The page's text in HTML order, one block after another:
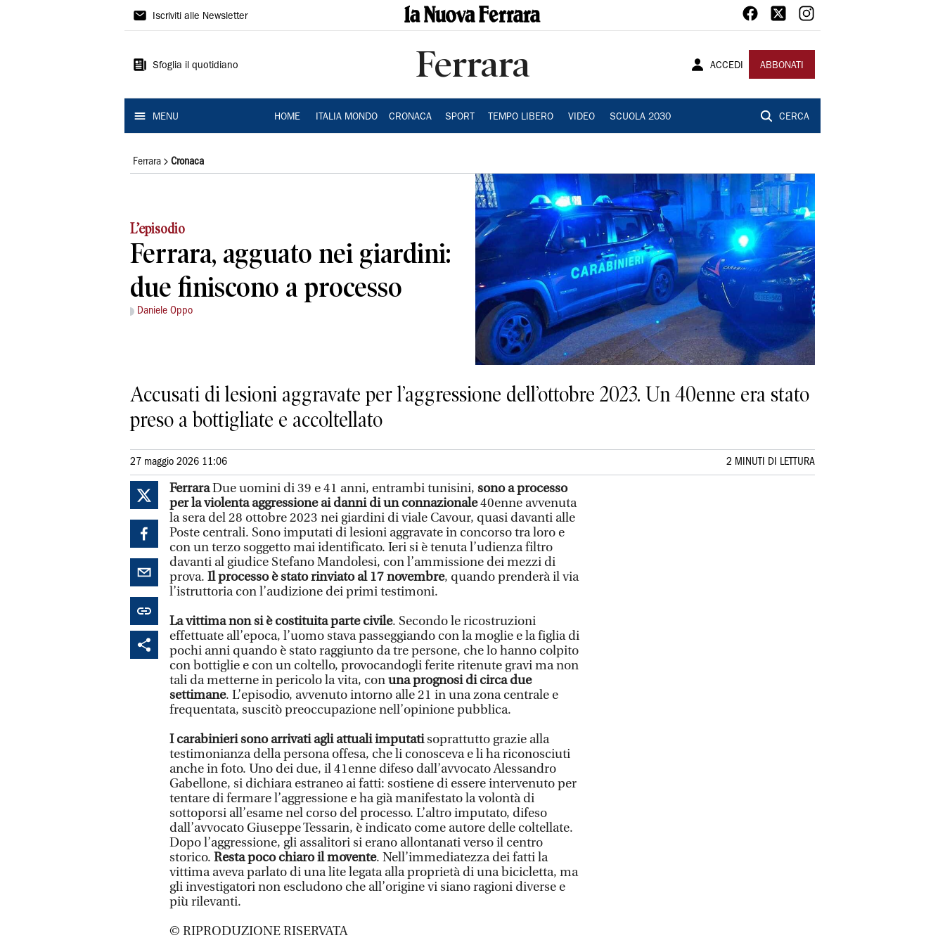
La
Ferrara
Iscriviti alle Newsletter
Sfoglia il quotidiano Ferrara ACCEDI ABBONATI
MENU HOME ITALIA MONDO CRONACA SPORT TEMPO LIBERO VIDEO SCUOLA 2030 CERCA
Ferrara Cronaca
L’episodio
Ferrara, agguato nei giardini:
due finiscono a processo
Daniele Oppo
Accusati di lesioni aggravate per l’aggressione dell’ottobre 2023. Un 40enne era stato
preso a bottigliate e accoltellato
27 maggio 2026 11:06 2 MINUTI DI LETTURA
FerraraDue uomini di 39 e 41 anni, entrambi tunisini, sono a processo
per la violenta aggressione ai danni di un connazionale40enne avvenuta
la sera del 28 ottobre 2023 nei giardini di viale Cavour, quasi davanti alle
Poste centrali. Sono imputati di lesioni aggravate in concorso tra loro e
con un terzo soggetto mai identificato. Ieri si è tenuta l’udienza filtro
davanti al giudice Stefano Mandolesi, con l’ammissione dei mezzi di
prova. Il processo è stato rinviato al 17 novembre, quando prenderà il via
l’istruttoria con l’audizione dei primi testimoni.
La vittima non si è costituita parte civile. Secondo le ricostruzioni
effettuate all’epoca, l’uomo stava passeggiando con la moglie e la figlia di
pochi anni quando è stato raggiunto da tre persone, che lo hanno colpito
con bottiglie e con un coltello, provocandogli ferite ritenute gravi ma non
tali da metterne in pericolo la vita, conuna prognosi di circa due
settimane. L’episodio, avvenuto intorno alle 21 in una zona centrale e
frequentata, suscitò preoccupazione nell’opinione pubblica.
I carabinieri sono arrivati agli attuali imputatisoprattutto grazie alla
testimonianza della persona offesa, che li conosceva e li ha riconosciuti
anche in foto. Uno dei due, il 41enne difeso dall’avvocato Alessandro
Gabellone, si dichiara estraneo ai fatti: sostiene di essere intervenuto per
tentare di fermare l’aggressione e ha già manifestato la volontà di
sottoporsi all’esame nel corso del processo. L’altro imputato, difeso
dall’avvocato Giuseppe Tessarin, è indicato come autore delle coltellate.
Dopo l’aggressione, gli assalitori si erano allontanati verso il centro
storico. Resta poco chiaro il movente. Nell’immediatezza dei fatti la
vittima aveva parlato di una lite legata alla proprietà di una bicicletta, ma
gli investigatori non escludono che all’origine vi siano ragioni diverse e
più rilevanti.
© RIPRODUZIONE RISERVATA